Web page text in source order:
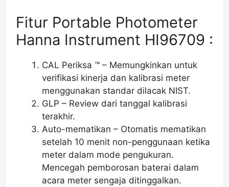
Fitur Portable Photometer
Hanna Instrument HI96709 :
CAL Periksa ™ – Memungkinkan untuk
verifikasi kinerja dan kalibrasi meter
menggunakan standar dilacak NIST.
GLP – Review dari tanggal kalibrasi
terakhir.
Auto-mematikan – Otomatis mematikan
setelah 10 menit non-penggunaan ketika
meter dalam mode pengukuran.
Mencegah pemborosan baterai dalam
acara meter sengaja ditinggalkan.